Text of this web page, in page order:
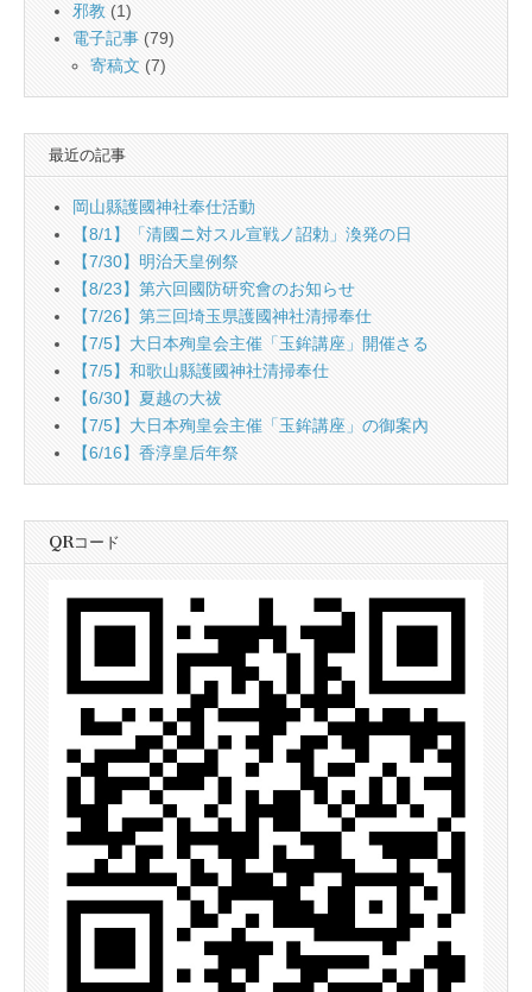
邪教 (1)
電子記事 (79)
寄稿文 (7)
最近の記事
岡山縣護國神社奉仕活動
【8/1】「清國ニ対スル宣戦ノ詔勅」渙発の日
【7/30】明治天皇例祭
【8/23】第六回國防研究會のお知らせ
【7/26】第三回埼玉県護國神社清掃奉仕
【7/5】大日本殉皇会主催「玉鉾講座」開催さる
【7/5】和歌山縣護國神社清掃奉仕
【6/30】夏越の大祓
【7/5】大日本殉皇会主催「玉鉾講座」の御案內
【6/16】香淳皇后年祭
QRコード